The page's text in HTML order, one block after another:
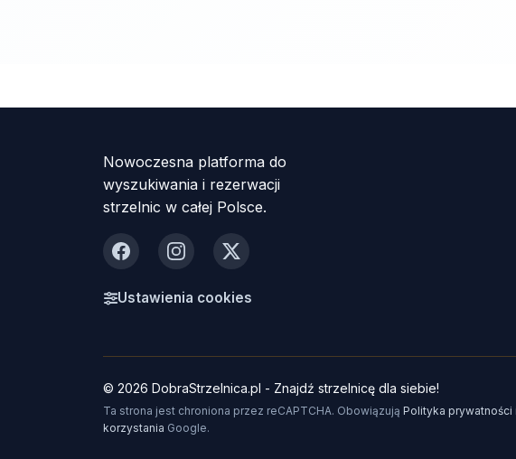
Nowoczesna platforma do
wyszukiwania i rezerwacji
strzelnic w całej Polsce.
FacebookInstagram
X
Ustawienia cookies
© 2026 DobraStrzelnica.pl - Znajdź strzelnicę dla siebie!
Ta strona jest chroniona przez reCAPTCHA. Obowiązują Polityka prywatności
korzystania Google.